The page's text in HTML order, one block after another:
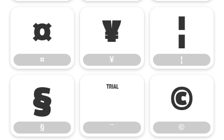
¤
¤
¥
¥
¦
¦
§
§
¨
¨
©
©